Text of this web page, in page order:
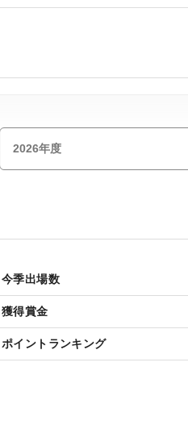
今季出場数
獲得賞金
ポイントランキング